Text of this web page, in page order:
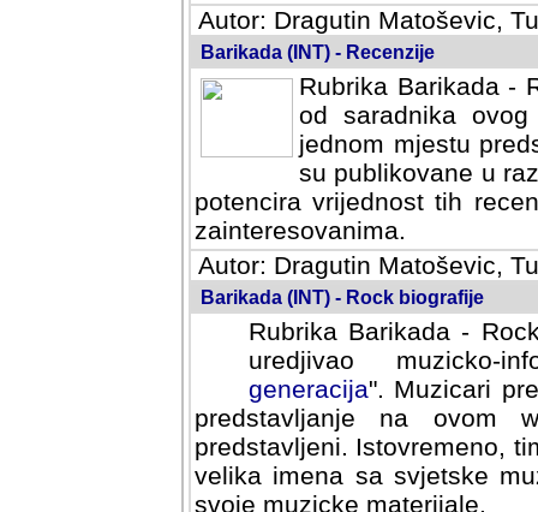
Autor: Dragutin Matoševic,
Barikada (INT) - Recenzije
Rubrika Barikada -
od saradnika
jednom mjestu
su publikovane u
potencira vrijednost tih
zainteresovanima.
Autor: Dragutin Matoševic,
Barikada (INT) - Rock biografije
Rubrika Barikada -
uredjivao muzicko-
Muzicari predstavljeni u
na ovom web portalu
Istovremeno, tim nacinom
sa svjetske muzicke scene
materijale.